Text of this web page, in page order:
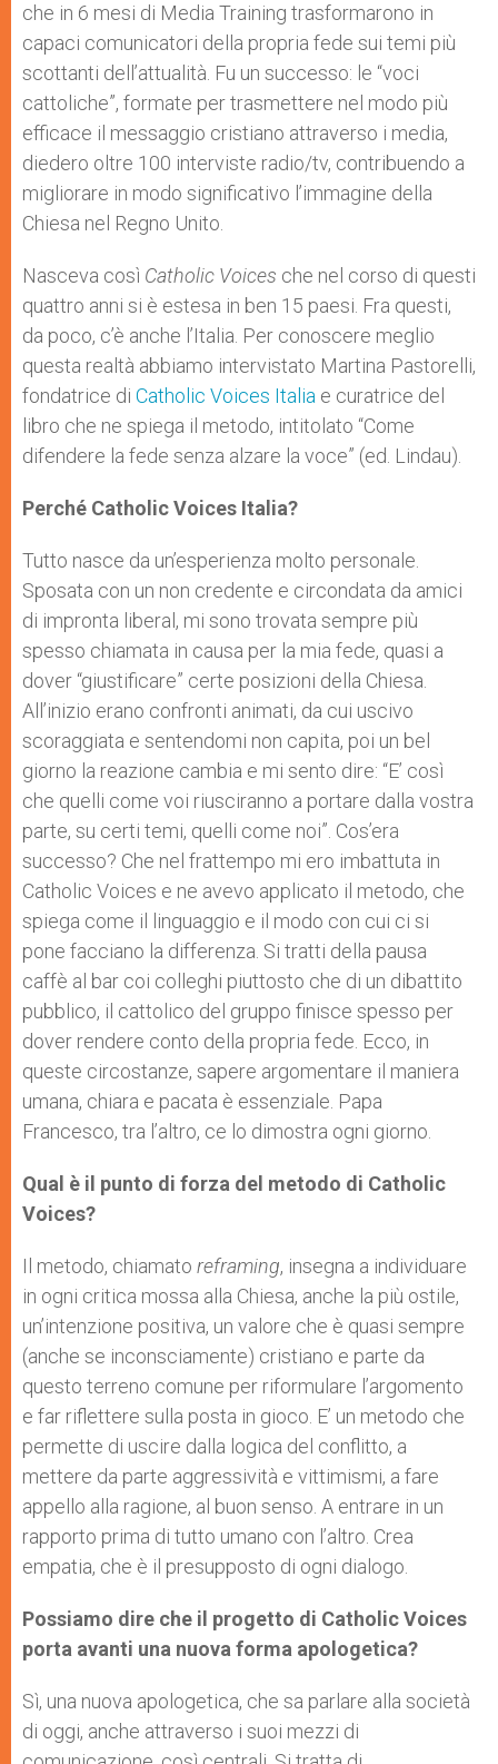
che in 6 mesi di Media Training trasformarono in
capaci comunicatori della propria fede sui temi più
scottanti dell’attualità. Fu un successo: le “voci
cattoliche”, formate per trasmettere nel modo più
efficace il messaggio cristiano attraverso i media,
diedero oltre 100 interviste radio/tv, contribuendo a
migliorare in modo significativo l’immagine della
Chiesa nel Regno Unito.
Nasceva così Catholic Voices che nel corso di questi
quattro anni si è estesa in ben 15 paesi. Fra questi,
da poco, c’è anche l’Italia. Per conoscere meglio
questa realtà abbiamo intervistato Martina Pastorelli,
fondatrice di Catholic Voices Italia e curatrice del
libro che ne spiega il metodo, intitolato “Come
difendere la fede senza alzare la voce” (ed. Lindau).
Perché Catholic Voices Italia?
Tutto nasce da un’esperienza molto personale.
Sposata con un non credente e circondata da amici
di impronta liberal, mi sono trovata sempre più
spesso chiamata in causa per la mia fede, quasi a
dover “giustificare” certe posizioni della Chiesa.
All’inizio erano confronti animati, da cui uscivo
scoraggiata e sentendomi non capita, poi un bel
giorno la reazione cambia e mi sento dire: “E’ così
che quelli come voi riusciranno a portare dalla vostra
parte, su certi temi, quelli come noi”. Cos’era
successo? Che nel frattempo mi ero imbattuta in
Catholic Voices e ne avevo applicato il metodo, che
spiega come il linguaggio e il modo con cui ci si
pone facciano la differenza. Si tratti della pausa
caffè al bar coi colleghi piuttosto che di un dibattito
pubblico, il cattolico del gruppo finisce spesso per
dover rendere conto della propria fede. Ecco, in
queste circostanze, sapere argomentare il maniera
umana, chiara e pacata è essenziale. Papa
Francesco, tra l’altro, ce lo dimostra ogni giorno.
Qual è il punto di forza del metodo di Catholic
Voices?
Il metodo, chiamato reframing, insegna a individuare
in ogni critica mossa alla Chiesa, anche la più ostile,
un’intenzione positiva, un valore che è quasi sempre
(anche se inconsciamente) cristiano e parte da
questo terreno comune per riformulare l’argomento
e far riflettere sulla posta in gioco. E’ un metodo che
permette di uscire dalla logica del conflitto, a
mettere da parte aggressività e vittimismi, a fare
appello alla ragione, al buon senso. A entrare in un
rapporto prima di tutto umano con l’altro. Crea
empatia, che è il presupposto di ogni dialogo.
Possiamo dire che il progetto di Catholic Voices
porta avanti una nuova forma apologetica?
Sì, una nuova apologetica, che sa parlare alla società
di oggi, anche attraverso i suoi mezzi di